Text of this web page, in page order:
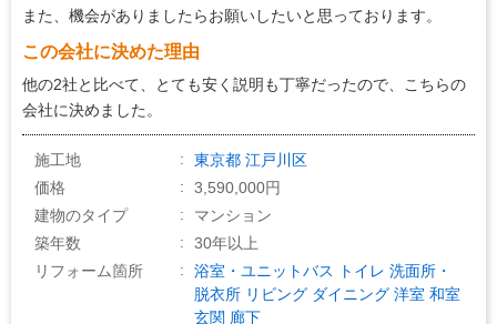
仕上がり 5
価格の納得感
また、機会がありましたらお願いしたいと思っております。
この会社に決めた理由
他の2社と比べて、とても安く説明も丁寧だったので、こちらの
会社に決めました。
施工地 東京都 江戸川区
価格
3,590,000円
建物のタイプ
マンション
築年数
30年以上
リフォーム箇所
浴室・ユニットバス トイレ 洗面所・
脱衣所 リビング ダイニング 洋室 和室
玄関 廊下